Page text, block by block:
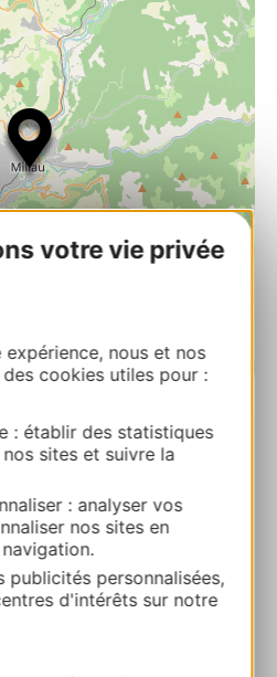
votre vie privée
nous et nos
cookies utiles pour :
: établir des statistiques
sites et suivre la
: analyser vos
nos sites en
publicités personnalisées,
d'intérêts sur notre
| Map data ©OpenStreetMap contributors
spéléologie
GrégoirePlace Foch 12100